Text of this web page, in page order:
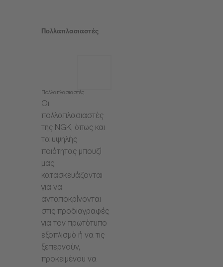
Πολλαπλασιαστές
Πολλαπλασιαστές
Οι
πολλαπλασιαστές
της NGK, όπως και
τα υψηλής
ποιότητας μπουζί
μας,
κατασκευάζονται
για να
ανταποκρίνονται
στις προδιαγραφές
για τον πρωτότυπο
εξοπλισμό ή να τις
ξεπερνούν,
προκειμένου να